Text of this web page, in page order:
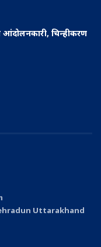
चिन्हीकरण
Uttarakhand